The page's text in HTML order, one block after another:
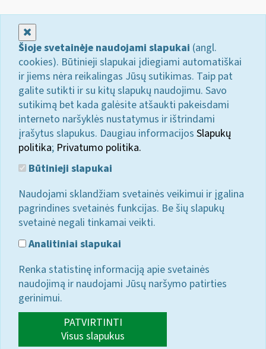
Šioje svetainėje naudojami slapukai (angl.
cookies). Būtinieji slapukai įdiegiami automatiškai
ir jiems nėra reikalingas Jūsų sutikimas. Taip pat
galite sutikti ir su kitų slapukų naudojimu. Savo
sutikimą bet kada galėsite atšaukti pakeisdami
interneto naršyklės nustatymus ir ištrindami
įrašytus slapukus. Daugiau informacijos Slapukų
politika; Privatumo politika.
Būtinieji slapukai
Naudojami sklandžiam svetainės veikimui ir įgalina
pagrindines svetainės funkcijas. Be šių slapukų
svetainė negali tinkamai veikti.
Analitiniai slapukai
Renka statistinę informaciją apie svetainės
naudojimą ir naudojami Jūsų naršymo patirties
gerinimui.
PATVIRTINTI
Visus slapukus